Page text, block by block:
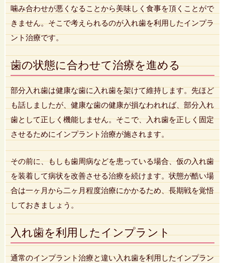
噛み合わせが悪くなることから美味しく食事を頂くことがで
きません。そこで考えられるのが入れ歯を利用したインプラ
ント治療です。
歯の状態に合わせて治療を進める
部分入れ歯は健康な歯に入れ歯を架けて維持します。先ほど
も話しましたが、健康な歯の健康が損なわれれば、部分入れ
歯として正しく機能しません。そこで、入れ歯を正しく固定
させるためにインプラント治療が施されます。
その前に、もしも歯周病などを患っている場合、仮の入れ歯
を装着して病状を改善させる治療を続けます。状態が酷い場
合は一ヶ月から二ヶ月程度治療にかかるため、長期戦を覚悟
しておきましょう。
入れ歯を利用したインプラント
通常のインプラント治療と違い入れ歯を利用したインプラン